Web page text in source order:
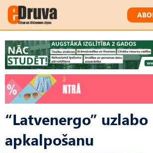
“Latvenergo” uzlabo
apkalpošanu